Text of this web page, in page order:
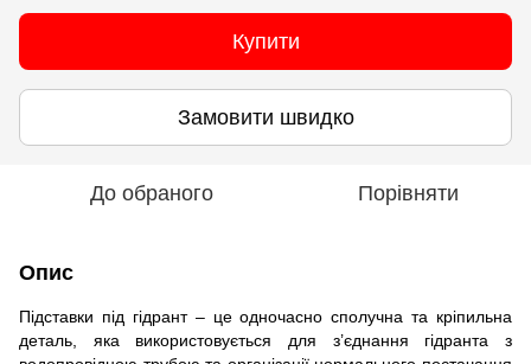
Купити
Замовити швидко
До обраного Порівняти
Опис
Підставки під гідрант – це одночасно сполучна та кріпильна
деталь, яка використовується для з’єднання гідранта з